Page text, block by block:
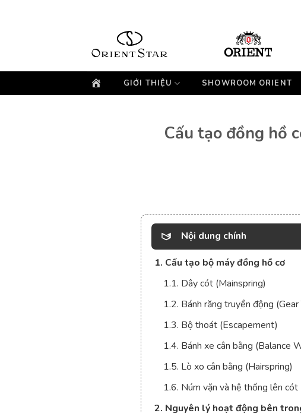
GIỚI THIỆU SHOWROOM ORIENT
Cấu tạo đồng hồ
Nội dung chính
1. Cấu tạo bộ máy đồng hồ cơ
1.1. Dây cót (Mainspring)
1.2. Bánh răng truyền động (Gear
1.3. Bộ thoát (Escapement)
1.4. Bánh xe cân bằng (Balance
1.5. Lò xo cân bằng (Hairspring)
1.6. Núm vặn và hệ thống lên
2. Nguyên lý hoạt động bên